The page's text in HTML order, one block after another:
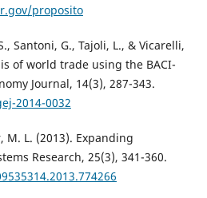
proposito
Santoni, G., Tajoli, L., & Vicarelli,
of world trade using the BACI-
Journal, 14(3), 287-343.
2014-0032
M. L. (2013). Expanding
Research, 25(3), 341-360.